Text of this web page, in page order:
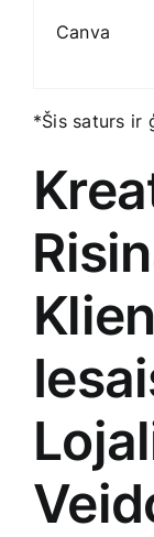
Canva
*Šis saturs‍ ir